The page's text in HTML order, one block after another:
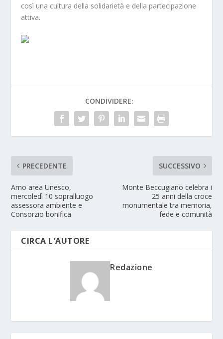
così una cultura della solidarietà e della partecipazione
attiva.
CONDIVIDERE:
PRECEDENTE
Arno area Unesco,
mercoledì 10 sopralluogo
assessora ambiente e
Consorzio bonifica
SUCCESSIVO
Monte Beccugiano celebra i
25 anni della croce
monumentale tra memoria,
fede e comunità
CIRCA L'AUTORE
Redazione